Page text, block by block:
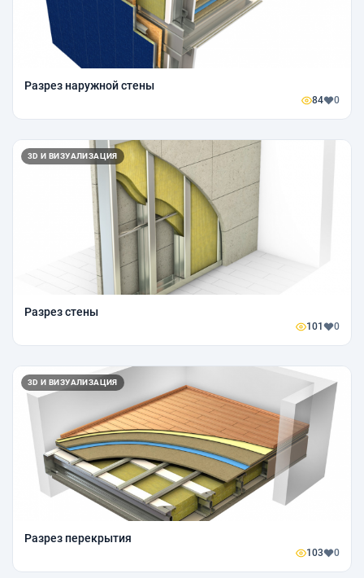
Разрез наружной стены
84 0
3D И ВИЗУАЛИЗАЦИЯ
Разрез стены
101 0
3D И ВИЗУАЛИЗАЦИЯ
Разрез перекрытия
103 0